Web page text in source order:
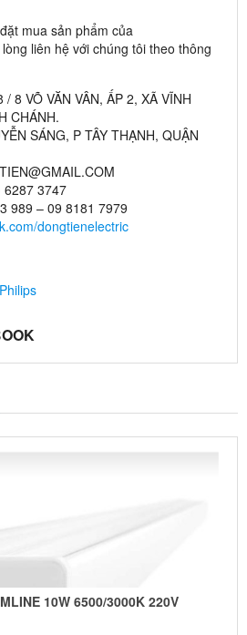
mua sản phẩm của
lòng liên hệ với chúng tôi theo thông
/ 8 VÕ VĂN VÂN, ẤP 2, XÃ VĨNH
CHÁNH.
SÁNG, P TÂY THẠNH, QUẬN
3747
989 – 09 8181 7979
dongtienelectric
10W 6500/3000K 220V